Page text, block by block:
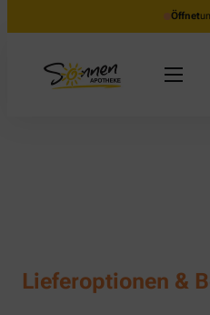
Öffnet
Lieferoptionen &